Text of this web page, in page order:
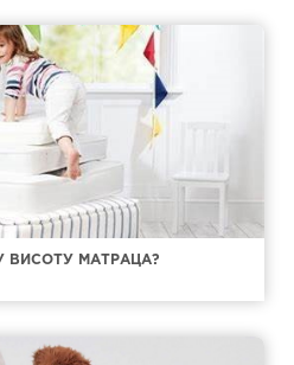
ВИСОТУ МАТРАЦА?